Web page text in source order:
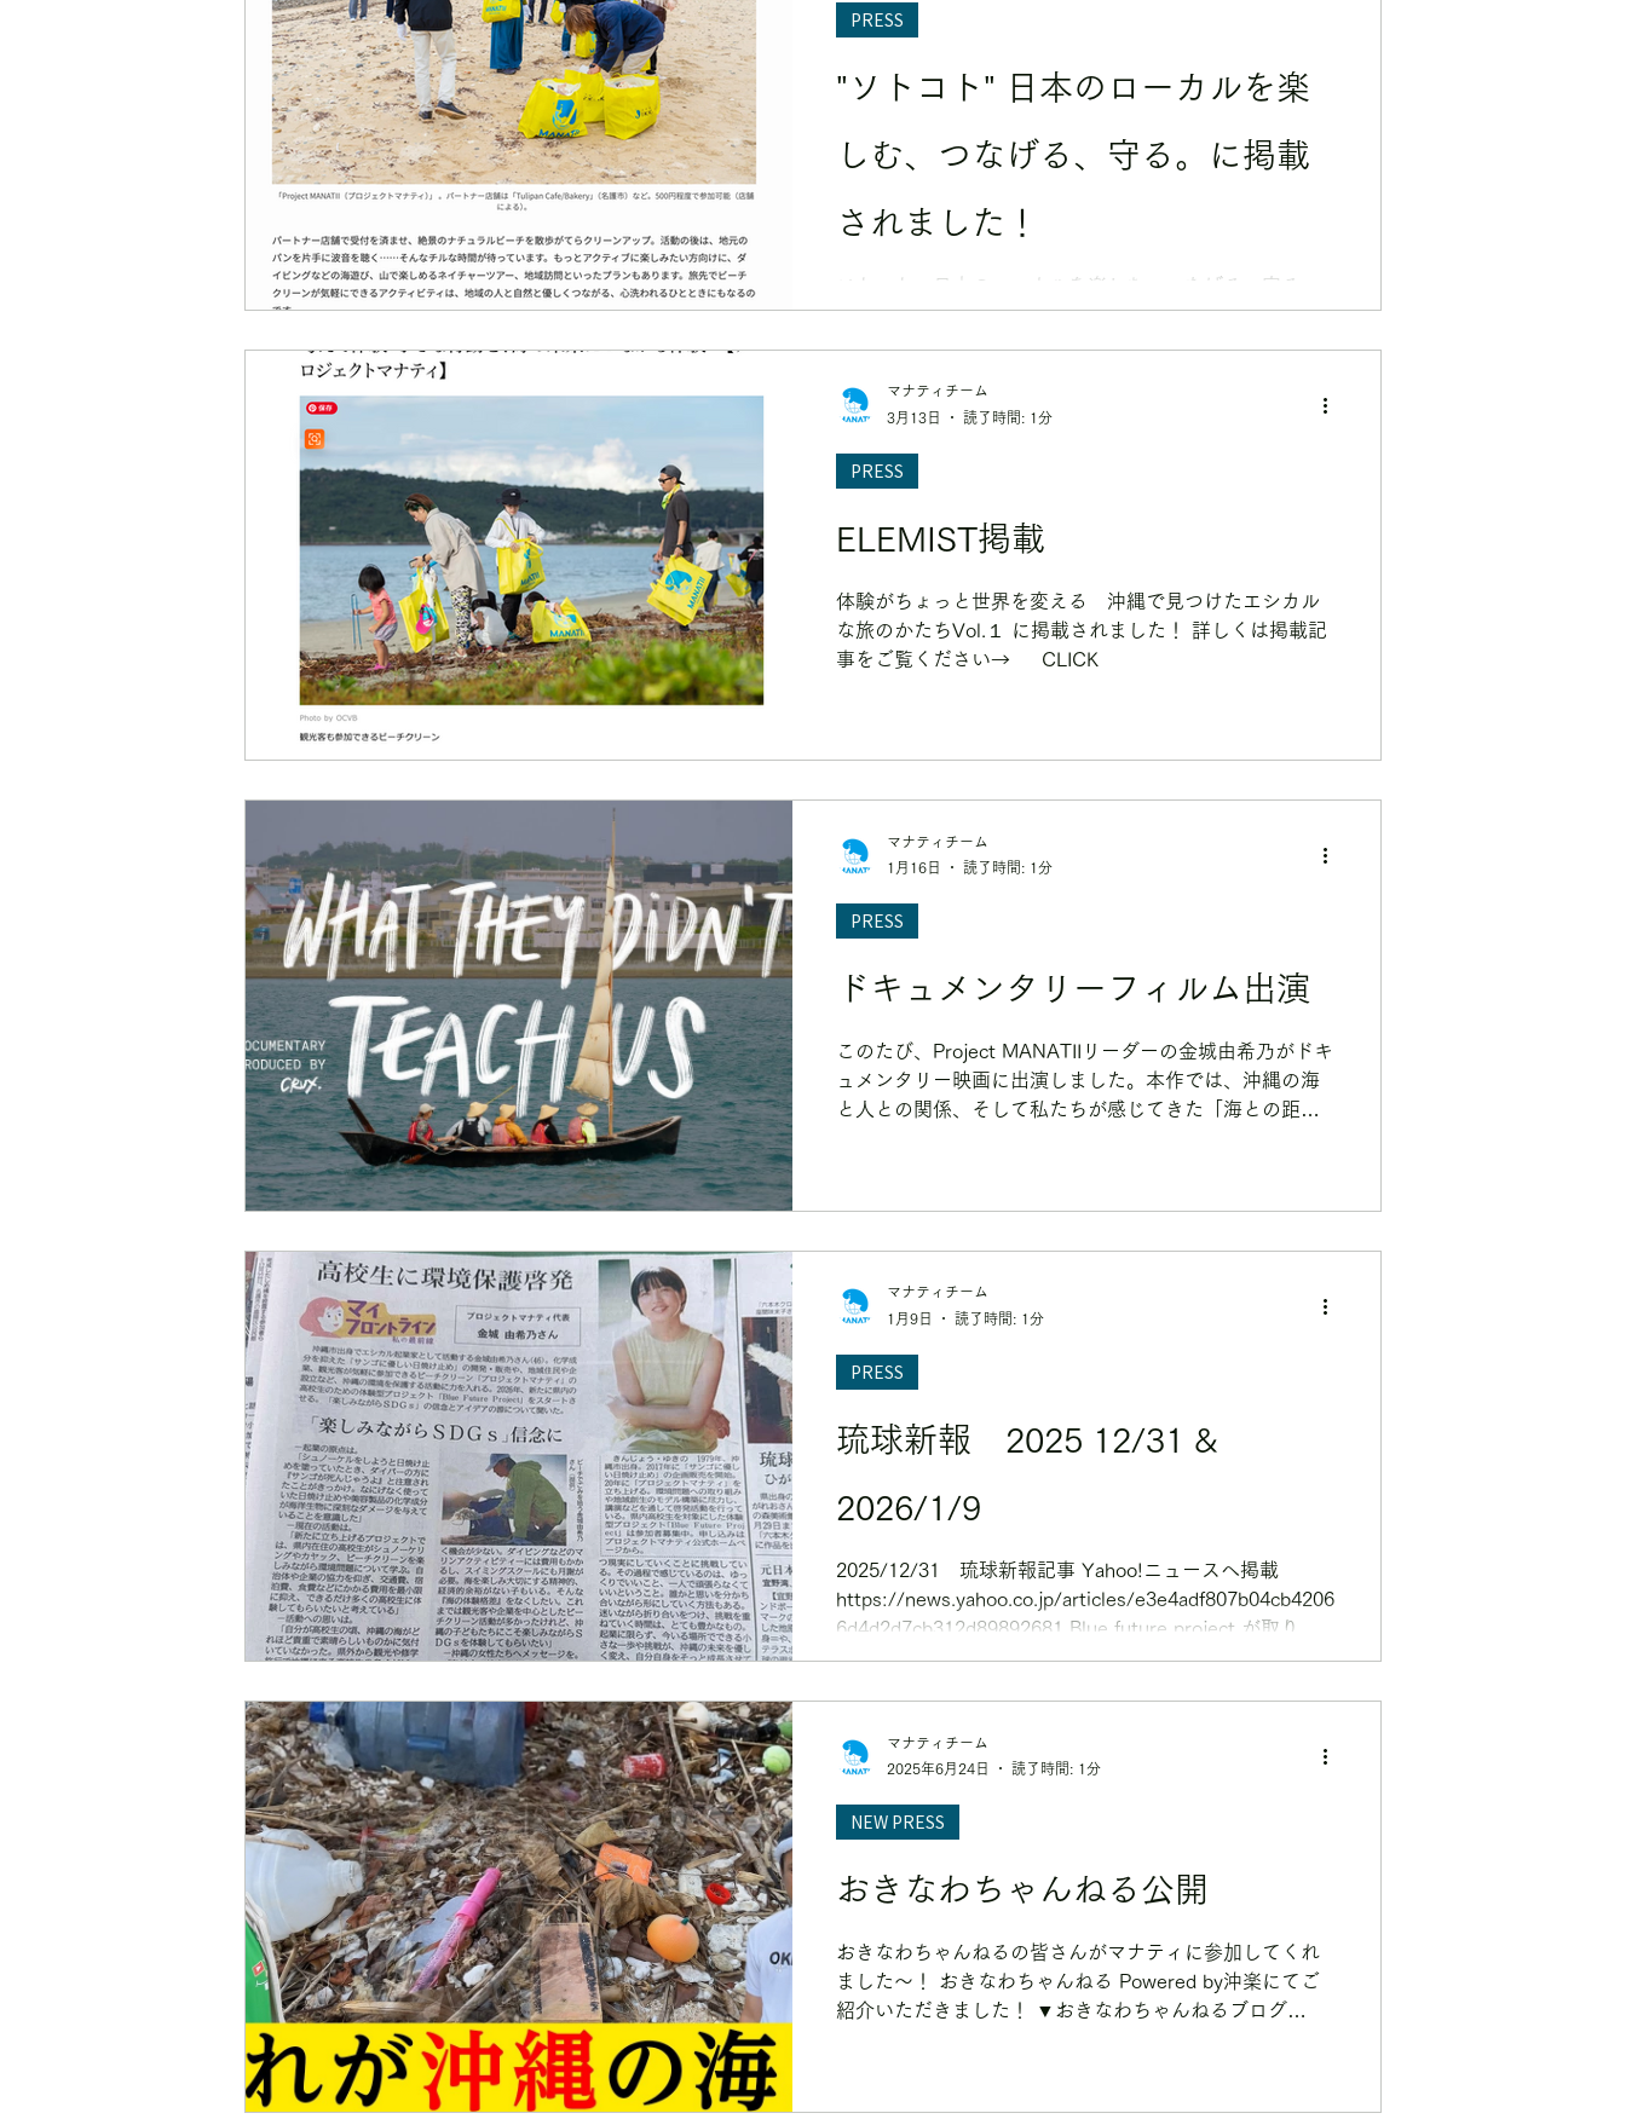
"ソトコト" 日本のローカルを楽
しむ、つなげる、守る。に掲載
されました！
ソトコト 日本のローカルを楽しむ、つなげる、守る。
に掲載されました！ 掲載記事はこちら→ CLICK
PRESS
ELEMIST掲載
体験がちょっと世界を変える 沖縄で見つけたエシカル
な旅のかたちVol.１ に掲載されました！ 詳しくは掲載記
事をご覧ください→ CLICK
PRESS
マナティチーム
3月13日
読了時間: 1分
ドキュメンタリーフィルム出演
このたび、Project MANATIIリーダーの金城由希乃がドキ
ュメンタリー映画に出演しました。本作では、沖縄の海
と人との関係、そして私たちが感じてきた「海との距
につながっていくことを願っています。
PRESS
マナティチーム
1月16日
読了時間: 1分
琉球新報 2025 12/31 &
2026/1/9
2025/12/31 琉球新報記事 Yahoo!ニュースへ掲載
https://news.yahoo.co.jp/articles/e3e4adf807b04cb4206
6d4d2d7cb312d89892681 Blue future project が取り上
げられました！ 多くの高校生に情報が届けられるように
PRESS
マナティチーム
1月9日
読了時間: 1分
おきなわちゃんねる公開
おきなわちゃんねるの皆さんがマナティに参加してくれ
ました〜！ おきなわちゃんねる Powered by沖楽にてご
紹介いただきました！ ▼おきなわちゃんねるブログ
NEW PRESS
マナティチーム
2025年6月24日
読了時間: 1分